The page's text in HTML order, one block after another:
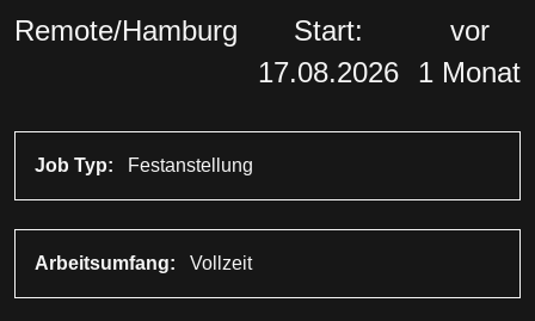
Remote/Hamburg
Start:
17.08.2026
vor
1 Monat
Job Typ: Festanstellung
Arbeitsumfang: Vollzeit